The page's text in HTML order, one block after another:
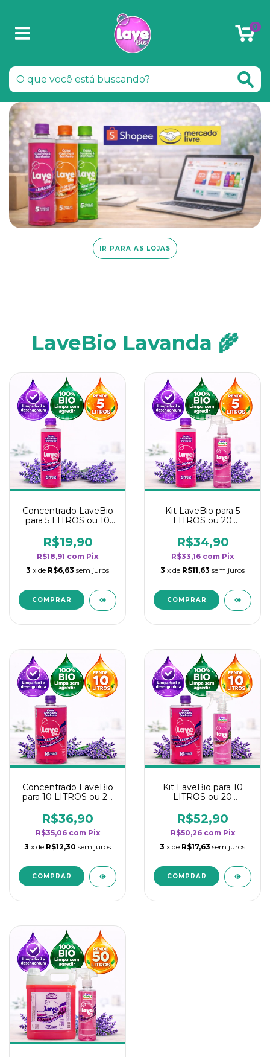
0
IR PARA AS LOJAS
LaveBio Lavanda 🌾
Concentrado LaveBio
para 5 LITROS ou 10
rendimento da
categoria - Lavanda
R$19,90
R$18,91 com Pix
3 x de R$6,63 sem juros
Kit LaveBio para 5
LITROS ou 20
rendimento da
categoria - Lavanda
R$34,90
R$33,16 com Pix
3 x de R$11,63 sem juros
Concentrado LaveBio
para 10 LITROS ou 20
rendimento da
categoria - Lavanda
R$36,90
R$35,06 com Pix
3 x de R$12,30 sem juros
Kit LaveBio para 10
LITROS ou 20
rendimento da
categoria - Lavanda
R$52,90
R$50,26 com Pix
3 x de R$17,63 sem juros